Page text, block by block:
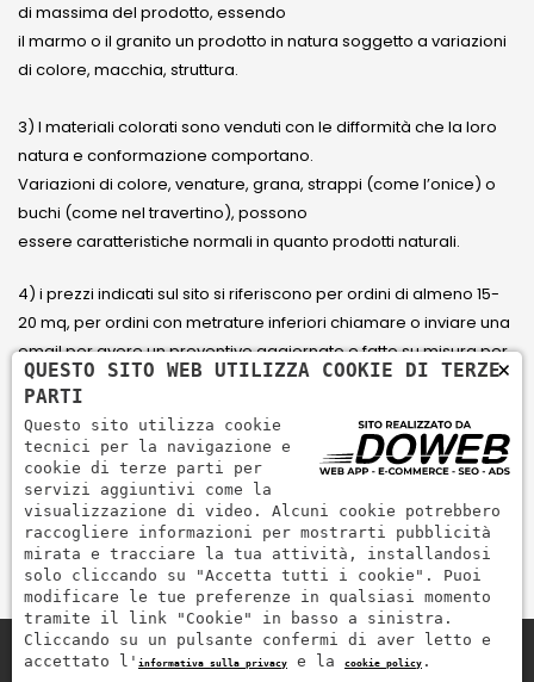
di massima del prodotto, essendo
il marmo o il granito un prodotto in natura soggetto a variazioni
di colore, macchia, struttura.
3) I materiali colorati sono venduti con le difformità che la loro
natura e conformazione comportano.
Variazioni di colore, venature, grana, strappi (come l’onice) o
buchi (come nel travertino), possono
essere caratteristiche normali in quanto prodotti naturali.
4) i prezzi indicati sul sito si riferiscono per ordini di almeno 15-
20 mq, per ordini con metrature inferiori chiamare o inviare una
email per avere un preventivo aggiornato e fatto su misura per
il cliente.
5) Paga con Carta di credito Visa, Visa Electron, Maestro,
Mastercard tramite il circuito PayPal. PayPal serve per pagare,
inviare denaro e accettare pagamenti in modo rapido,
semplice e sicuro.
Zem Marmi P.I. 03463990246
×
QUESTO SITO WEB UTILIZZA COOKIE DI TERZE
PARTI
Questo sito utilizza cookie
tecnici per la navigazione e
cookie di terze parti per
servizi aggiuntivi come la
visualizzazione di video. Alcuni cookie potrebbero
raccogliere informazioni per mostrarti pubblicità
mirata e tracciare la tua attività, installandosi
solo cliccando su "Accetta tutti i cookie". Puoi
modificare le tue preferenze in qualsiasi momento
tramite il link "Cookie" in basso a sinistra.
Cliccando su un pulsante confermi di aver letto e
accettato l' informativa sulla privacy e la cookie policy .